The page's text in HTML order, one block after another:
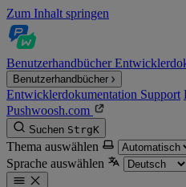
Zum Inhalt springen
Benutzerhandbücher
Benutzerhandbücher
Entwicklerdokumentation Support
Pushwoosh.com
Suchen StrgK
Thema auswählen
Sprache auswählen